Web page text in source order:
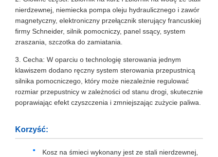
nierdzewnej, niemiecka pompa oleju hydraulicznego i zawór
magnetyczny, elektroniczny przełącznik sterujący francuskiej
firmy Schneider, silnik pomocniczy, panel ssący, system
zraszania, szczotka do zamiatania.
3. Cecha: W oparciu o technologię sterowania jednym
klawiszem dodano ręczny system sterowania przepustnicą
silnika pomocniczego, który może niezależnie regulować
rozmiar przepustnicy w zależności od stanu drogi, skutecznie
poprawiając efekt czyszczenia i zmniejszając zużycie paliwa.
Korzyść:
Kosz na śmieci wykonany jest ze stali nierdzewnej,